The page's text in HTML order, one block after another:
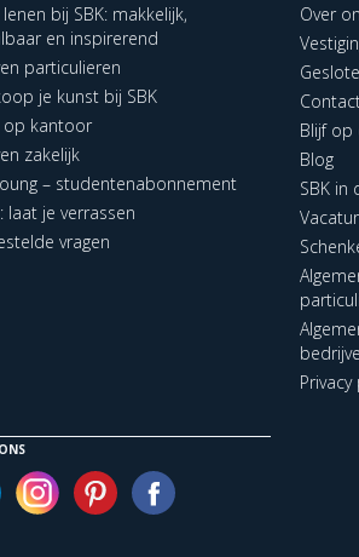
bij SBK: makkelijk,
en inspirerend
particulieren
je kunst bij SBK
op kantoor
zakelijk
– studentenabonnement
laat je verrassen
vragen
Over
Blijf op
Blog
SBK in